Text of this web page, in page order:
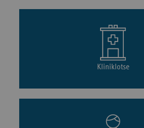
Kliniklotse